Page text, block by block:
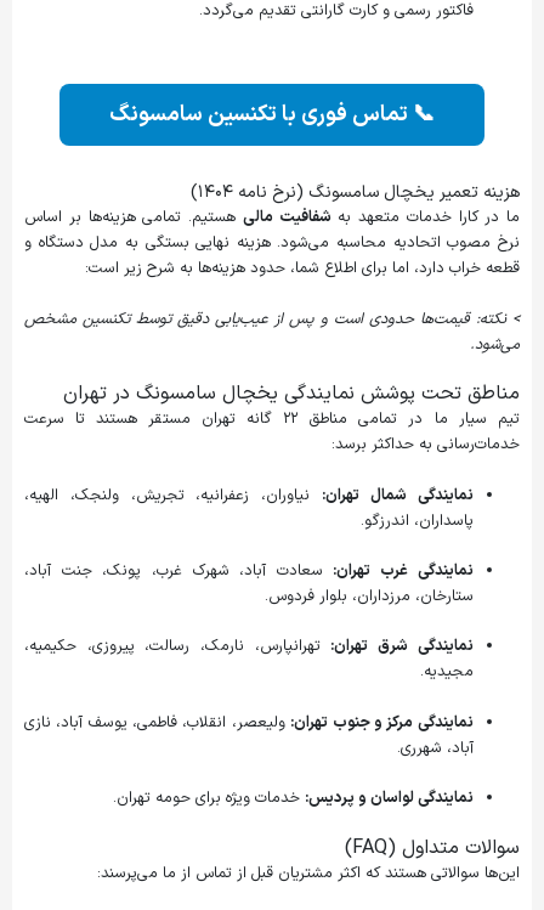
فاکتور رسمی و کارت گارانتی تقدیم می‌گردد.
📞 تماس فوری با تکنسین سامسونگ
هزینه تعمیر یخچال سامسونگ (نرخ نامه ۱۴۰۴)
ما در کارا خدمات متعهد به شفافیت مالی هستیم. تمامی هزینه‌ها بر اساس
نرخ مصوب اتحادیه محاسبه می‌شود. هزینه نهایی بستگی به مدل دستگاه و
قطعه خراب دارد، اما برای اطلاع شما، حدود هزینه‌ها به شرح زیر است:
> نکته: قیمت‌ها حدودی است و پس از عیب‌یابی دقیق توسط تکنسین مشخص
می‌شود.
مناطق تحت پوشش نمایندگی یخچال سامسونگ در تهران
تیم سیار ما در تمامی مناطق ۲۲ گانه تهران مستقر هستند تا سرعت
خدمات‌رسانی به حداکثر برسد:
نمایندگی شمال تهران: نیاوران، زعفرانیه، تجریش، ولنجک، الهیه،
پاسداران، اندرزگو.
نمایندگی غرب تهران: سعادت آباد، شهرک غرب، پونک، جنت آباد،
ستارخان، مرزداران، بلوار فردوس.
نمایندگی شرق تهران: تهرانپارس، نارمک، رسالت، پیروزی، حکیمیه،
مجیدیه.
نمایندگی مرکز و جنوب تهران: ولیعصر، انقلاب، فاطمی، یوسف آباد، نازی
آباد، شهرری.
نمایندگی لواسان و پردیس: خدمات ویژه برای حومه تهران.
سوالات متداول (FAQ)
این‌ها سوالاتی هستند که اکثر مشتریان قبل از تماس از ما می‌پرسند: